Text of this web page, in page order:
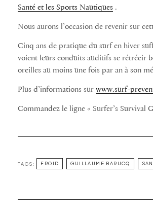
Santé et les Sports Nautiques .
Nous aurons l’occasion de revenir sur
Cinq ans de pratique du surf en hiver
voient leurs conduits auditifs se rétrécir
oreilles au moins une fois par an à son
Plus d’informations sur www.surf-
Commandez le ligne « Surfer’s Survival
TAGS: FROID GUILLAUME BARUCQ